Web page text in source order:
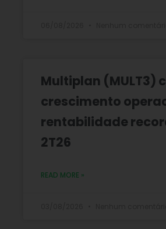
Multiplan (MULT3)
crescimento
rentabilidade
2T26
READ MORE »